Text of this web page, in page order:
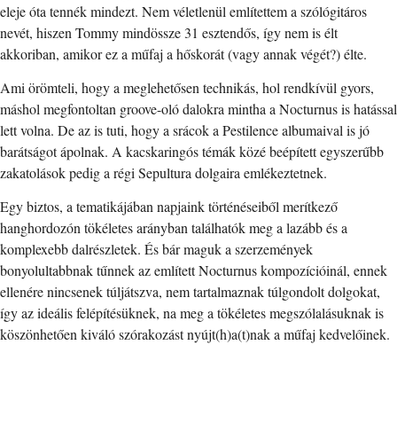
eleje óta tennék mindezt. Nem véletlenül említettem a szólógitáros
nevét, hiszen Tommy mindössze 31 esztendős, így nem is élt
akkoriban, amikor ez a műfaj a hőskorát (vagy annak végét?) élte.
Ami örömteli, hogy a meglehetősen technikás, hol rendkívül gyors,
máshol megfontoltan groove-oló dalokra mintha a Nocturnus is hatással
lett volna. De az is tuti, hogy a srácok a Pestilence albumaival is jó
barátságot ápolnak. A kacskaringós témák közé beépített egyszerűbb
zakatolások pedig a régi Sepultura dolgaira emlékeztetnek.
Egy biztos, a tematikájában napjaink történéseiből merítkező
hanghordozón tökéletes arányban találhatók meg a lazább és a
komplexebb dalrészletek. És bár maguk a szerzemények
bonyolultabbnak tűnnek az említett Nocturnus kompozícióinál, ennek
ellenére nincsenek túljátszva, nem tartalmaznak túlgondolt dolgokat,
így az ideális felépítésüknek, na meg a tökéletes megszólalásuknak is
köszönhetően kiváló szórakozást nyújt(h)a(t)nak a műfaj kedvelőinek.